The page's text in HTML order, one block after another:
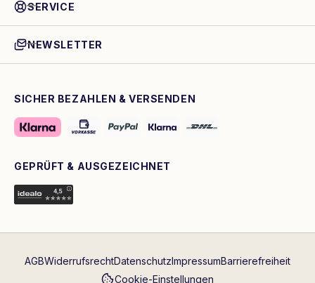
SERVICE
NEWSLETTER
SICHER BEZAHLEN & VERSENDEN
GEPRÜFT & AUSGEZEICHNET
AGBWiderrufsrechtDatenschutzImpressumBarrierefreiheit
Cookie-Einstellungen